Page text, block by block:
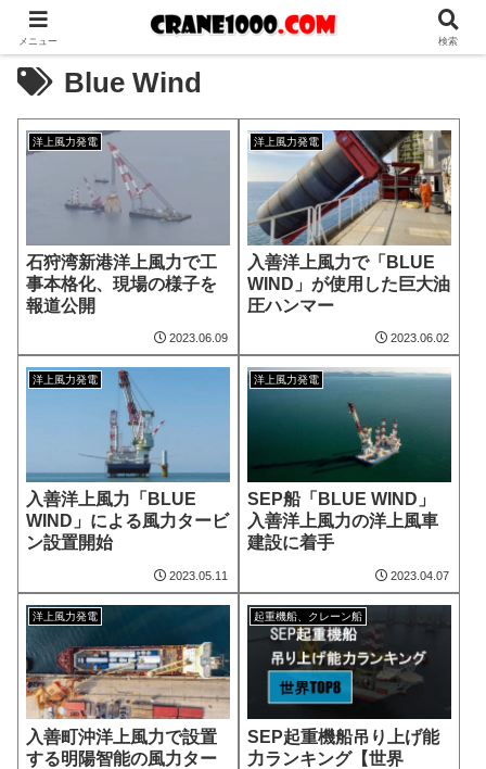
Blue Wind
洋上風力発電
石狩湾新港洋上風力で工
事本格化、現場の様子を
報道公開
2023.06.09
洋上風力発電
入善洋上風力で「BLUE
WIND」が使用した巨大油
圧ハンマー
2023.06.02
洋上風力発電
入善洋上風力「BLUE
WIND」による風力タービ
ン設置開始
2023.05.11
洋上風力発電
SEP船「BLUE WIND」
⼊善洋上⾵⼒の洋上風車
建設に着手
2023.04.07
洋上風力発電
入善町沖洋上風力で設置
する明陽智能の風力ター
起重機船、クレーン船
SEP起重機船吊り上げ能
力ランキング【世界
メニュー 検索